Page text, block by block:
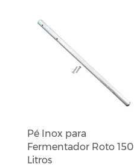
Pé Inox para
Fermentador Roto 150
Litros